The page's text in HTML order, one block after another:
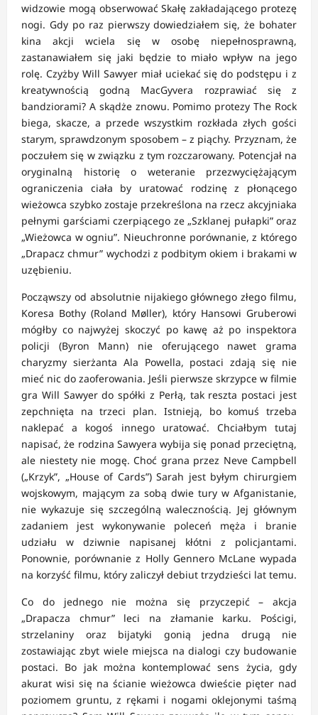
widzowie mogą obserwować Skałę zakładającego protezę
nogi. Gdy po raz pierwszy dowiedziałem się, że bohater
kina akcji wciela się w osobę niepełnosprawną,
zastanawiałem się jaki będzie to miało wpływ na jego
rolę. Czyżby Will Sawyer miał uciekać się do podstępu i z
kreatywnością godną MacGyvera rozprawiać się z
bandziorami? A skądże znowu. Pomimo protezy The Rock
biega, skacze, a przede wszystkim rozkłada złych gości
starym, sprawdzonym sposobem – z piąchy. Przyznam, że
poczułem się w związku z tym rozczarowany. Potencjał na
oryginalną historię o weteranie przezwyciężającym
ograniczenia ciała by uratować rodzinę z płonącego
wieżowca szybko zostaje przekreślona na rzecz akcyjniaka
pełnymi garściami czerpiącego ze „Szklanej pułapki” oraz
„Wieżowca w ogniu”. Nieuchronne porównanie, z którego
„Drapacz chmur” wychodzi z podbitym okiem i brakami w
uzębieniu.
Począwszy od absolutnie nijakiego głównego złego filmu,
Koresa Bothy (Roland Møller), który Hansowi Gruberowi
mógłby co najwyżej skoczyć po kawę aż po inspektora
policji (Byron Mann) nie oferującego nawet grama
charyzmy sierżanta Ala Powella, postaci zdają się nie
mieć nic do zaoferowania. Jeśli pierwsze skrzypce w filmie
gra Will Sawyer do spółki z Perłą, tak reszta postaci jest
zepchnięta na trzeci plan. Istnieją, bo komuś trzeba
naklepać a kogoś innego uratować. Chciałbym tutaj
napisać, że rodzina Sawyera wybija się ponad przeciętną,
ale niestety nie mogę. Choć grana przez Neve Campbell
(„Krzyk”, „House of Cards”) Sarah jest byłym chirurgiem
wojskowym, mającym za sobą dwie tury w Afganistanie,
nie wykazuje się szczególną walecznością. Jej głównym
zadaniem jest wykonywanie poleceń męża i branie
udziału w dziwnie napisanej kłótni z policjantami.
Ponownie, porównanie z Holly Gennero McLane wypada
na korzyść filmu, który zaliczył debiut trzydzieści lat temu.
Co do jednego nie można się przyczepić – akcja
„Drapacza chmur” leci na złamanie karku. Pościgi,
strzelaniny oraz bijatyki gonią jedna drugą nie
zostawiając zbyt wiele miejsca na dialogi czy budowanie
postaci. Bo jak można kontemplować sens życia, gdy
akurat wisi się na ścianie wieżowca dwieście pięter nad
poziomem gruntu, z rękami i nogami oklejonymi taśmą